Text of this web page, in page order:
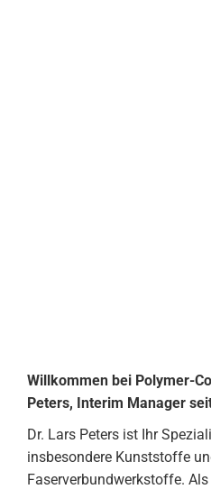
Willkommen bei Polymer-
Peters, Interim Manager
Dr. Lars Peters ist Ihr
insbesondere Kunststoffe
Faserverbundwerkstoffe.